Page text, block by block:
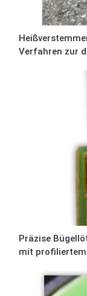
Verfahren zur
Präzise
mit